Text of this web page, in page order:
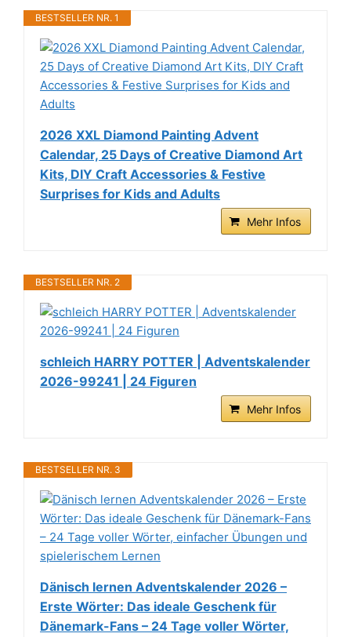
BESTSELLER NR. 1
2026 XXL Diamond Painting Advent
Calendar, 25 Days of Creative Diamond Art
Kits, DIY Craft Accessories & Festive
Surprises for Kids and Adults
Mehr Infos
BESTSELLER NR. 2
schleich HARRY POTTER | Adventskalender
2026-99241 | 24 Figuren
Mehr Infos
BESTSELLER NR. 3
Dänisch lernen Adventskalender 2026 –
Erste Wörter: Das ideale Geschenk für
Dänemark-Fans – 24 Tage voller Wörter,